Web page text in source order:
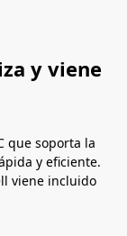
y viene
que soporta la
y eficiente.
viene incluido